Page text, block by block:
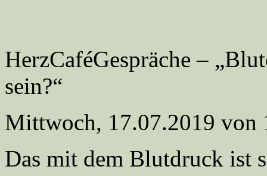
HerzCaféGespräche –
sein?“
Mittwoch, 17.07.2019 von
Das mit dem Blutdruck ist